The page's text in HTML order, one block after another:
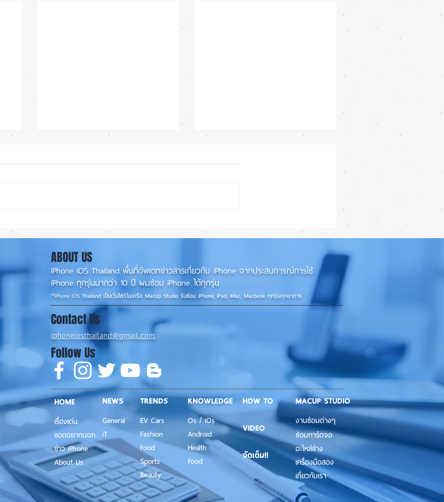
น่าใช้กว่าเดิม หลายแอปรองรับ
แนวนอนเต็มรูปแบบ! 📱✨
📱
ABOUT US
iPhone iOS Thailand พื้นที่อัพเดทข่าวสารเกี่ยวกับ iPhone จากประสบการณ์การใช้
iPhone ทุกรุ่นมากว่า 10 ปี ผมซ่อม iPhone ได้ทุกรุ่น
**iPhone iOS Thailand เป็นเว็บไซต์ในเครือ MacUp Studio รับซ่อม iPhone, iPad, iMac, Macbook ทุกรุ่นทุกอาการ
Contact Us
iphoneiosthailand@gmail.com
Follow Us
HOME
เรื่องเด่น
แอดอยากบอก
ข่าว iPhone
About Us
NEWS
General
iT
TRENDS
EV Cars
Fashion
Food
Sports
Beauty
KNOWLEDGE
Os / iOs
Android
Health
Food
จัดเต็ม!!
HOW TO
VIDEO
MACUP STUDIO
งานซ่อมต่างๆ
ซ่อมการ์ดจอ
อะไหล่ช่าง
เครื่องมือสอง
เกี่ยวกับเรา